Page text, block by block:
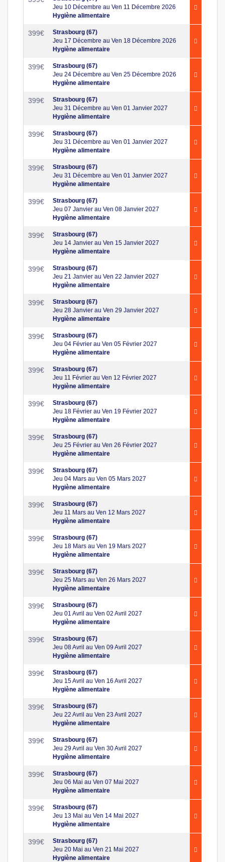
Jeu 10 Décembre au Ven 11 Décembre 2026
Hygiène alimentaire
399€
Strasbourg (67)
Jeu 17 Décembre au Ven 18 Décembre 2026
Hygiène alimentaire
399€
Strasbourg (67)
Jeu 24 Décembre au Ven 25 Décembre 2026
Hygiène alimentaire
399€
Strasbourg (67)
Jeu 31 Décembre au Ven 01 Janvier 2027
Hygiène alimentaire
399€
Strasbourg (67)
Jeu 31 Décembre au Ven 01 Janvier 2027
Hygiène alimentaire
399€
Strasbourg (67)
Jeu 31 Décembre au Ven 01 Janvier 2027
Hygiène alimentaire
399€
Strasbourg (67)
Jeu 07 Janvier au Ven 08 Janvier 2027
Hygiène alimentaire
399€
Strasbourg (67)
Jeu 14 Janvier au Ven 15 Janvier 2027
Hygiène alimentaire
399€
Strasbourg (67)
Jeu 21 Janvier au Ven 22 Janvier 2027
Hygiène alimentaire
399€
Strasbourg (67)
Jeu 28 Janvier au Ven 29 Janvier 2027
Hygiène alimentaire
399€
Strasbourg (67)
Jeu 04 Février au Ven 05 Février 2027
Hygiène alimentaire
399€
Strasbourg (67)
Jeu 11 Février au Ven 12 Février 2027
Hygiène alimentaire
399€
Strasbourg (67)
Jeu 18 Février au Ven 19 Février 2027
Hygiène alimentaire
399€
Strasbourg (67)
Jeu 25 Février au Ven 26 Février 2027
Hygiène alimentaire
399€
Strasbourg (67)
Jeu 04 Mars au Ven 05 Mars 2027
Hygiène alimentaire
399€
Strasbourg (67)
Jeu 11 Mars au Ven 12 Mars 2027
Hygiène alimentaire
399€
Strasbourg (67)
Jeu 18 Mars au Ven 19 Mars 2027
Hygiène alimentaire
399€
Strasbourg (67)
Jeu 25 Mars au Ven 26 Mars 2027
Hygiène alimentaire
399€
Strasbourg (67)
Jeu 01 Avril au Ven 02 Avril 2027
Hygiène alimentaire
399€
Strasbourg (67)
Jeu 08 Avril au Ven 09 Avril 2027
Hygiène alimentaire
399€
Strasbourg (67)
Jeu 15 Avril au Ven 16 Avril 2027
Hygiène alimentaire
399€
Strasbourg (67)
Jeu 22 Avril au Ven 23 Avril 2027
Hygiène alimentaire
399€
Strasbourg (67)
Jeu 29 Avril au Ven 30 Avril 2027
Hygiène alimentaire
399€
Strasbourg (67)
Jeu 06 Mai au Ven 07 Mai 2027
Hygiène alimentaire
399€
Strasbourg (67)
Jeu 13 Mai au Ven 14 Mai 2027
Hygiène alimentaire
399€
Strasbourg (67)
Jeu 20 Mai au Ven 21 Mai 2027
Hygiène alimentaire